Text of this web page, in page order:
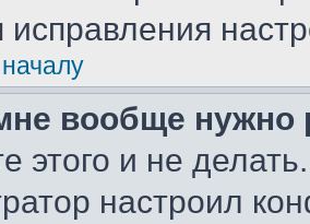
вообще нужно
этого и не
настроил